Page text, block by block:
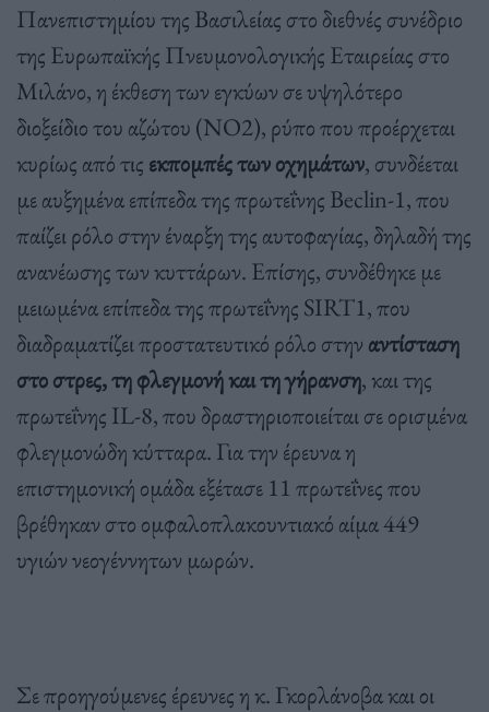
Πανεπιστημίου της Βασιλείας στο διεθνές συνέδριο
της Ευρωπαϊκής Πνευμονολογικής Εταιρείας στο
Μιλάνο, η έκθεση των εγκύων σε υψηλότερο
διοξείδιο του αζώτου (NO2), ρύπο που προέρχεται
κυρίως από τις εκπομπές των οχημάτων, συνδέεται
με αυξημένα επίπεδα της πρωτεΐνης Beclin-1, που
παίζει ρόλο στην έναρξη της αυτοφαγίας, δηλαδή της
ανανέωσης των κυττάρων. Επίσης, συνδέθηκε με
μειωμένα επίπεδα της πρωτεΐνης SIRT1, που
διαδραματίζει προστατευτικό ρόλο στην αντίσταση
στο στρες, τη φλεγμονή και τη γήρανση, και της
πρωτεΐνης IL-8, που δραστηριοποιείται σε ορισμένα
φλεγμονώδη κύτταρα. Για την έρευνα η
επιστημονική ομάδα εξέτασε 11 πρωτεΐνες που
βρέθηκαν στο ομφαλοπλακουντιακό αίμα 449
υγιών νεογέννητων μωρών.
Σε προηγούμενες έρευνες η κ. Γκορλάνοβα και οι